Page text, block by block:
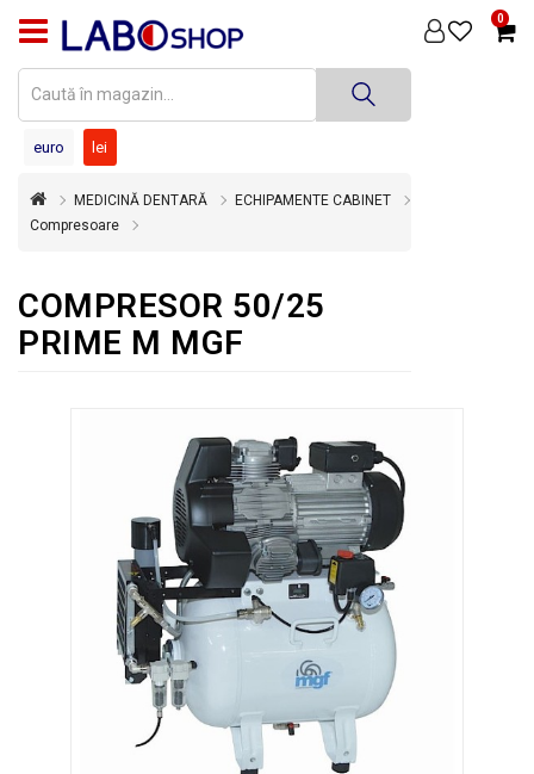
0
PRODUSE
DENTARĂ
DENTARĂ
STERILIZARE
SUPER
euro lei
MEDICINĂ DENTARĂ
ECHIPAMENTE CABINET
Compresoare
COMPRESOR 50/25
PRIME M MGF